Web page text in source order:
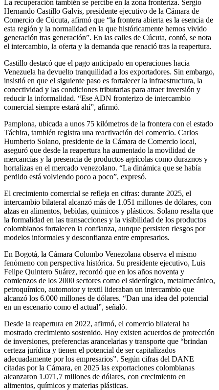
La recuperación también se percibe en la zona fronteriza. Sergio
Hernando Castillo Galvis, presidente ejecutivo de la Cámara de
Comercio de Cúcuta, afirmó que “la frontera abierta es la esencia de
esta región y la normalidad en la que históricamente hemos vivido
generación tras generación”. En las calles de Cúcuta, contó, se nota
el intercambio, la oferta y la demanda que renació tras la reapertura.
Castillo destacó que el pago anticipado en operaciones hacia
Venezuela ha devuelto tranquilidad a los exportadores. Sin embargo,
insistió en que el siguiente paso es fortalecer la infraestructura, la
conectividad y las condiciones tributarias para atraer inversión y
reducir la informalidad. “Ese ADN fronterizo de intercambio
comercial siempre estará ahí”, afirmó.
Pamplona, ubicada a unos 75 kilómetros de la frontera con el estado
Táchira, también registra una reactivación del comercio. Carlos
Humberto Solano, presidente de la Cámara de Comercio local,
aseguró que desde la reapertura ha aumentado la movilidad de
mercancías y la presencia de productos agrícolas como duraznos y
hortalizas en el mercado venezolano. “La dinámica que se había
perdido está volviendo poco a poco”, expresó.
El crecimiento comercial se refleja en cifras: durante 2025, el
intercambio bilateral alcanzó más de 1.051 millones de dólares, con
alzas en alimentos, bebidas, químicos y plásticos. Solano resalta que
la formalidad en las transacciones y la visibilidad de los productos
colombianos fortalecen la confianza, aunque persisten riesgos por
modelos informales y desconfianza entre empresarios.
En Bogotá, la Cámara Colombo Venezolana observa el mismo
fenómeno con perspectiva histórica. Su presidente ejecutivo, Luis
Felipe Quintero Suárez, recordó que en los años noventa y
comienzos de los 2000 sectores como el siderúrgico, metalmecánico,
petroquímico, automotor y textil lideraban un intercambio que
alcanzó los 6.000 millones de dólares. “Dan una idea del potencial
en un escenario como el actual”, señaló.
Desde la reapertura en 2022, afirmó, el comercio bilateral ha
mostrado crecimiento sostenido. Hoy existen acuerdos de protección
de inversiones, preferencias arancelarias y transporte que “brindan
certeza jurídica y tienen el potencial de ser capitalizados
adecuadamente por los empresarios”. Según cifras del DANE
citadas por la Cámara, en 2025 las exportaciones colombianas
alcanzaron 1.071,7 millones de dólares, con crecimiento en
alimentos, químicos y materias plásticas.